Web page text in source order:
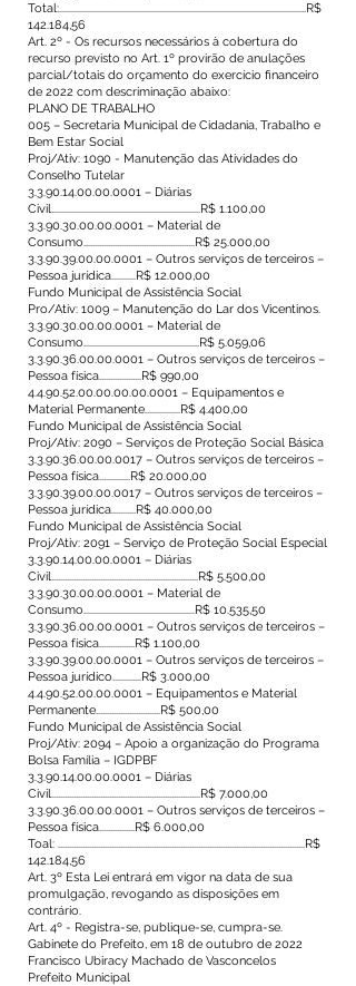
Total:...............................................................................................................R$
142.184,56
Art. 2º - Os recursos necessários à cobertura do
recurso previsto no Art. 1º provirão de anulações
parcial/totais do orçamento do exercício financeiro
de 2022 com descriminação abaixo:
PLANO DE TRABALHO
005 – Secretaria Municipal de Cidadania, Trabalho e
Bem Estar Social
Proj/Ativ: 1090 - Manutenção das Atividades do
Conselho Tutelar
3.3.90.14.00.00.0001 – Diárias
Civil...................................................................R$ 1.100,00
3.3.90.30.00.00.0001 – Material de
Consumo..................................................R$ 25.000,00
3.3.90.39.00.00.0001 – Outros serviços de terceiros –
Pessoa jurídica...........R$ 12.000,00
Fundo Municipal de Assistência Social
Pro/Ativ: 1009 – Manutenção do Lar dos Vicentinos.
3.3.90.30.00.00.0001 – Material de
Consumo....................................................R$ 5.059,06
3.3.90.36.00.00.0001 – Outros serviços de terceiros –
Pessoa física...................R$ 990,00
4.4.90.52.00.00.00.00.0001 – Equipamentos e
Material Permanente................R$ 4.400,00
Fundo Municipal de Assistência Social
Proj/Ativ: 2090 – Serviços de Proteção Social Básica
3.3.90.36.00.00.0017 – Outros serviços de terceiros –
Pessoa física..............R$ 20.000,00
3.3.90.39.00.00.0017 – Outros serviços de terceiros –
Pessoa jurídica...........R$ 40.000,00
Fundo Municipal de Assistência Social
Proj/Ativ: 2091 – Serviço de Proteção Social Especial
3.3.90.14.00.00.0001 – Diárias
Civil..................................................................R$ 5.500,00
3.3.90.30.00.00.0001 – Material de
Consumo..................................................R$ 10.535,50
3.3.90.36.00.00.0001 – Outros serviços de terceiros –
Pessoa física................R$ 1.100,00
3.3.90.39.00.00.0001 – Outros serviços de terceiros –
Pessoa jurídico.............R$ 3.000,00
4.4.90.52.00.00.0001 – Equipamentos e Material
Permanente.............................R$ 500,00
Fundo Municipal de Assistência Social
Proj/Ativ: 2094 – Apoio a organização do Programa
Bolsa Família – IGDPBF
3.3.90.14.00.00.0001 – Diárias
Civil...................................................................R$ 7.000,00
3.3.90.36.00.00.0001 – Outros serviços de terceiros –
Pessoa física................R$ 6.000,00
Toal: ...............................................................................................................R$
142.184,56
Art. 3º Esta Lei entrará em vigor na data de sua
promulgação, revogando as disposições em
contrário.
Art. 4º - Registra-se, publique-se, cumpra-se.
Gabinete do Prefeito, em 18 de outubro de 2022
Francisco Ubiracy Machado de Vasconcelos
Prefeito Municipal